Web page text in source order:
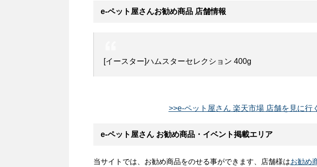
e-ペット屋さんお勧め商品 店舗情報
[イースター]ハムスターセレクション 400g
>>e-ペット屋さん 楽天市場 店舗を見に行
e-ペット屋さん お勧め商品・イベント掲載エリア
当サイトでは、お勧め商品をのせる事ができます、店舗様はお勧め